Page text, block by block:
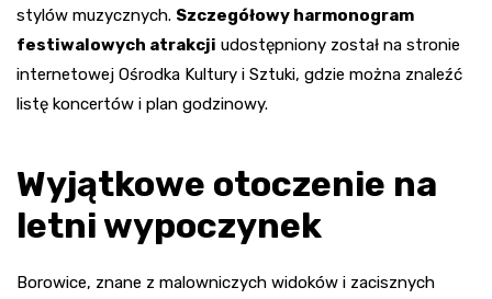
stylów muzycznych. Szczegółowy harmonogram
festiwalowych atrakcji udostępniony został na stronie
internetowej Ośrodka Kultury i Sztuki, gdzie można znaleźć
listę koncertów i plan godzinowy.
Wyjątkowe otoczenie na
letni wypoczynek
Borowice, znane z malowniczych widoków i zacisznych